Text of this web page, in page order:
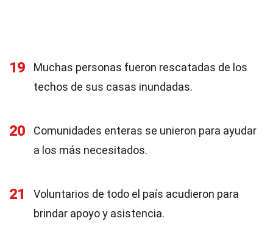
19
Muchas personas fueron rescatadas de los
techos de sus casas inundadas.
20
Comunidades enteras se unieron para ayudar
a los más necesitados.
21
Voluntarios de todo el país acudieron para
brindar apoyo y asistencia.